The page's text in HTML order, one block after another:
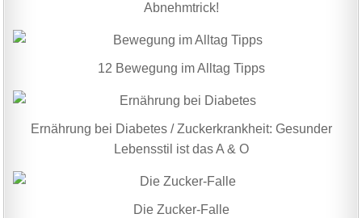
Abnehmtrick!
12 Bewegung im Alltag Tipps
Ernährung bei Diabetes / Zuckerkrankheit: Gesunder
Lebensstil ist das A & O
Die Zucker-Falle